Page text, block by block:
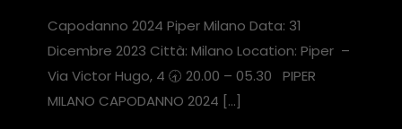
Capodanno 2024 Piper Milano Data: 31
Dicembre 2023 Città: Milano Location: Piper –
Via Victor Hugo, 4 🕣 20.00 – 05.30 PIPER
MILANO CAPODANNO 2024 […]